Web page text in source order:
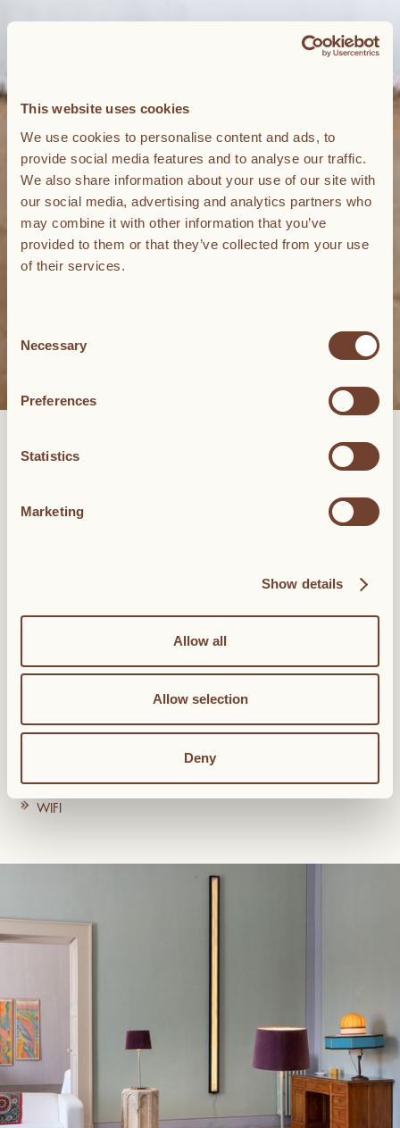
This website uses cookies
We use cookies to personalise content and ads, to
provide social media features and to analyse our traffic.
We also share information about your use of our site with
our social media, advertising and analytics partners who
may combine it with other information that you’ve
provided to them or that they’ve collected from your use
of their services.
Selection
Necessary
Preferences
Statistics
Marketing
Show details
Allow all
Allow selection
Deny
La Suite Master présente deux chambres, deux salles de bains, un
grand salon et une collection d'art contemporain enviable. En
plus de ses plafonds ornés de fresques éblouissantes et de ses
chambres (35 mètres carrés chacune) avec des lits king-size et
nombreuses pièces de la collection d’art contemporain du
RÉSERVEZ
2 lits king size
2 salles de bains
WIFI